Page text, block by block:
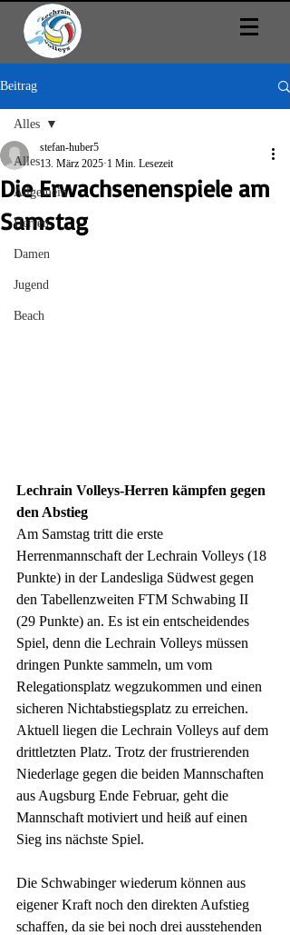
Beitrag
Alles
Allgemein
Herren
Damen
Jugend
Beach
Alles
Die Erwachsenenspiele am
Samstag
stefan-huber5
13. März 2025 1 Min. Lesezeit
Lechrain Volleys-Herren kämpfen gegen
den Abstieg
Am Samstag tritt die erste
Herrenmannschaft der Lechrain Volleys (18
Punkte) in der Landesliga Südwest gegen
den Tabellenzweiten FTM Schwabing II
(29 Punkte) an. Es ist ein entscheidendes
Spiel, denn die Lechrain Volleys müssen
dringen Punkte sammeln, um vom
Relegationsplatz wegzukommen und einen
sicheren Nichtabstiegsplatz zu erreichen.
Aktuell liegen die Lechrain Volleys auf dem
drittletzten Platz. Trotz der frustrierenden
Niederlage gegen die beiden Mannschaften
aus Augsburg Ende Februar, geht die
Mannschaft motiviert und heiß auf einen
Sieg ins nächste Spiel.
Die Schwabinger wiederum können aus
eigener Kraft noch den direkten Aufstieg
schaffen, da sie bei noch drei ausstehenden